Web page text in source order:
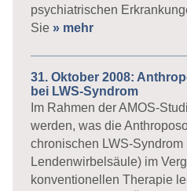
psychiatrischen
Sie » mehr
31. Oktober 2008:
bei LWS-Syndrom
Im Rahmen der AMOS-
werden, was die
chronischen LWS-Syndrom
Lendenwirbelsäule) im
konventionellen Therapie